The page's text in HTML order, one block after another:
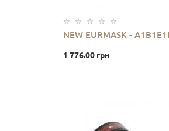
NEW EURMASK -
1 776.00 грн